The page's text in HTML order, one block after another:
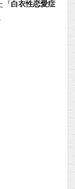
『 白衣性恋愛症